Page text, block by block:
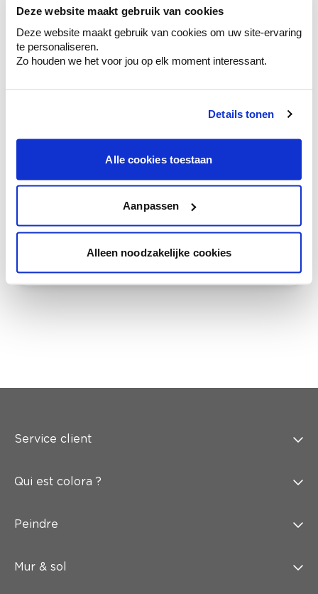
Deze website maakt gebruik van cookies
Deze website maakt gebruik van cookies om uw site-ervaring
te personaliseren.
Zo houden we het voor jou op elk moment interessant.
Details tonen
Alle cookies toestaan
Aanpassen
Alleen noodzakelijke cookies
Voyez les nuances assorties pour affiner
Obtenez des conseils personnalisés sur la
combinaison de couleurs.
Faites le tour de vos pièces avec l'expert
Obtenez un conseil couleur en fonction de
l'éclairage et de votre mobilier.
Service client
Qui est colora ?
Peindre
Mur & sol